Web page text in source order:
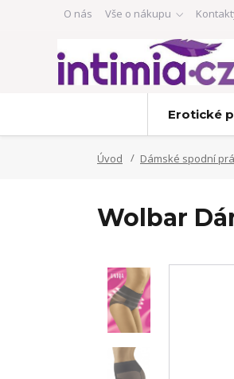
O nás Vše o nákupu
Erotické
Úvod Dámské spodní
Wolbar